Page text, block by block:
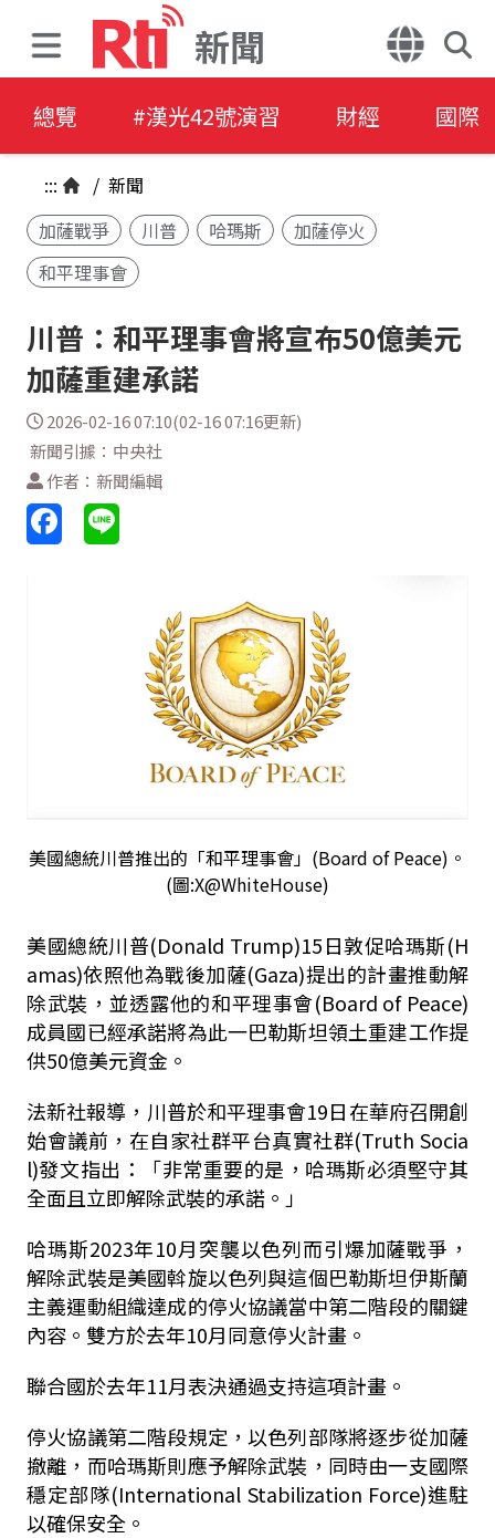
新聞
總覽 #漢光42號演習 財經 國際
::: / 新聞
加薩戰爭
川普 哈瑪斯
加薩停火
和平理事會
川普：和平理事會將宣布50億美元
加薩重建承諾
2026-02-16 07:10(02-16 07:16更新)
新聞引據：中央社
作者：新聞編輯
美國總統川普推出的「和平理事會」(Board of Peace)。
(圖:X@WhiteHouse)
美國總統川普(Donald Trump)15日敦促哈瑪斯(H
amas)依照他為戰後加薩(Gaza)提出的計畫推動解
除武裝，並透露他的和平理事會(Board of Peace)
成員國已經承諾將為此一巴勒斯坦領土重建工作提
供50億美元資金。
法新社報導，川普於和平理事會19日在華府召開創
始會議前，在自家社群平台真實社群(Truth Socia
l)發文指出：「非常重要的是，哈瑪斯必須堅守其
全面且立即解除武裝的承諾。」
哈瑪斯2023年10月突襲以色列而引爆加薩戰爭，
解除武裝是美國斡旋以色列與這個巴勒斯坦伊斯蘭
主義運動組織達成的停火協議當中第二階段的關鍵
內容。雙方於去年10月同意停火計畫。
聯合國於去年11月表決通過支持這項計畫。
停火協議第二階段規定，以色列部隊將逐步從加薩
撤離，而哈瑪斯則應予解除武裝，同時由一支國際
穩定部隊(International Stabilization Force)進駐
以確保安全。